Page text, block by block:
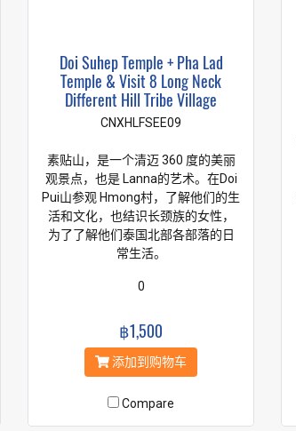
Doi Suhep Temple + Pha Lad
Temple & Visit 8 Long Neck
Different Hill Tribe Village
CNXHLFSEE09
素贴山，是一个清迈 360 度的美丽
观景点，也是 Lanna的艺术。在Doi
Pui山参观 Hmong村，了解他们的生
活和文化，也结识长颈族的女性，
为了了解他们泰国北部各部落的日
常生活。
0
฿1,500
添加到购物车
Compare